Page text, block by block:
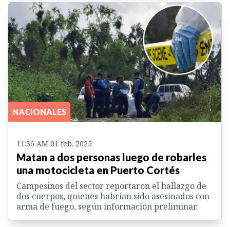
NACIONALES
11:36 AM 01 feb. 2025
Matan a dos personas luego de robarles
una motocicleta en Puerto Cortés
Campesinos del sector reportaron el hallazgo de
dos cuerpos, quienes habrían sido asesinados con
arma de fuego, según información preliminar.